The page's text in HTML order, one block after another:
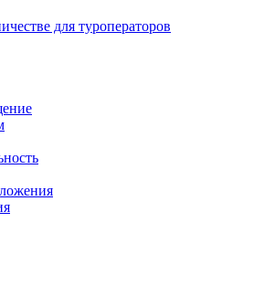
для туроператоров